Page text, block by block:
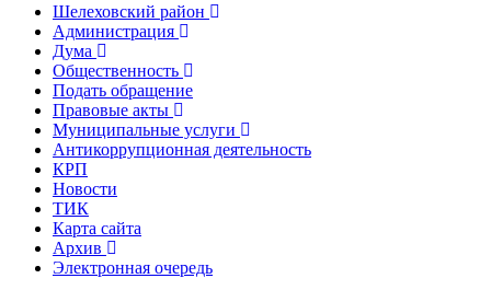
Шелеховский район
Администрация
Дума
Общественность
Подать обращение
Правовые акты
Муниципальные услуги
Антикоррупционная деятельность
КРП
Новости
ТИК
Карта сайта
Архив
Электронная очередь